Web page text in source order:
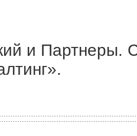
и Партнеры.